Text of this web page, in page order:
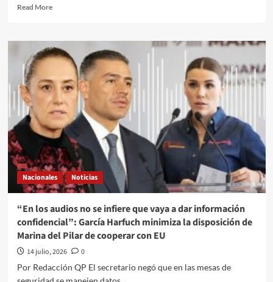
Read MoreRead
Sheinbaum
afirma
que
ha
conversado
con
Rocha
Moya
desde
hace
dos
meses
y
tras la
acusación
de
EU
Nacionales Noticias
“En los audios no se infiere que vaya a dar información
confidencial”: García Harfuch minimiza la disposición de
Marina del Pilar de cooperar con EU
14 julio, 2026
0
Por Redacción QP El secretario negó que en las mesas de